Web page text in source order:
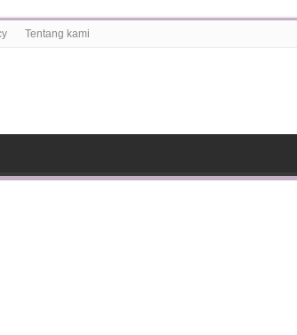
Tentang kami